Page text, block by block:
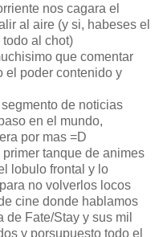
nos cagara el
al aire (y si, habeses el
al chot)
que comentar
el poder contenido y
de noticias
en el mundo,
por mas =D
tanque de animes
lobulo frontal y lo
no volverlos locos
cine donde hablamos
Fate/Stay y sus mil
y porsupuesto todo el